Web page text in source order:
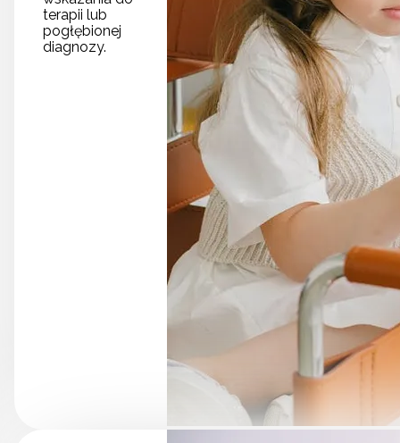
terapii lub
pogłębionej
diagnozy.